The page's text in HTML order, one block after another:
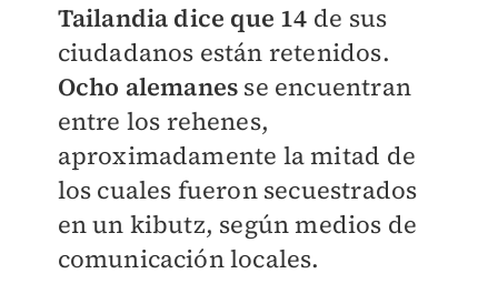
Tailandia dice que 14 de sus
ciudadanos están retenidos.
Ocho alemanes se encuentran
entre los rehenes,
aproximadamente la mitad de
los cuales fueron secuestrados
en un kibutz, según medios de
comunicación locales.